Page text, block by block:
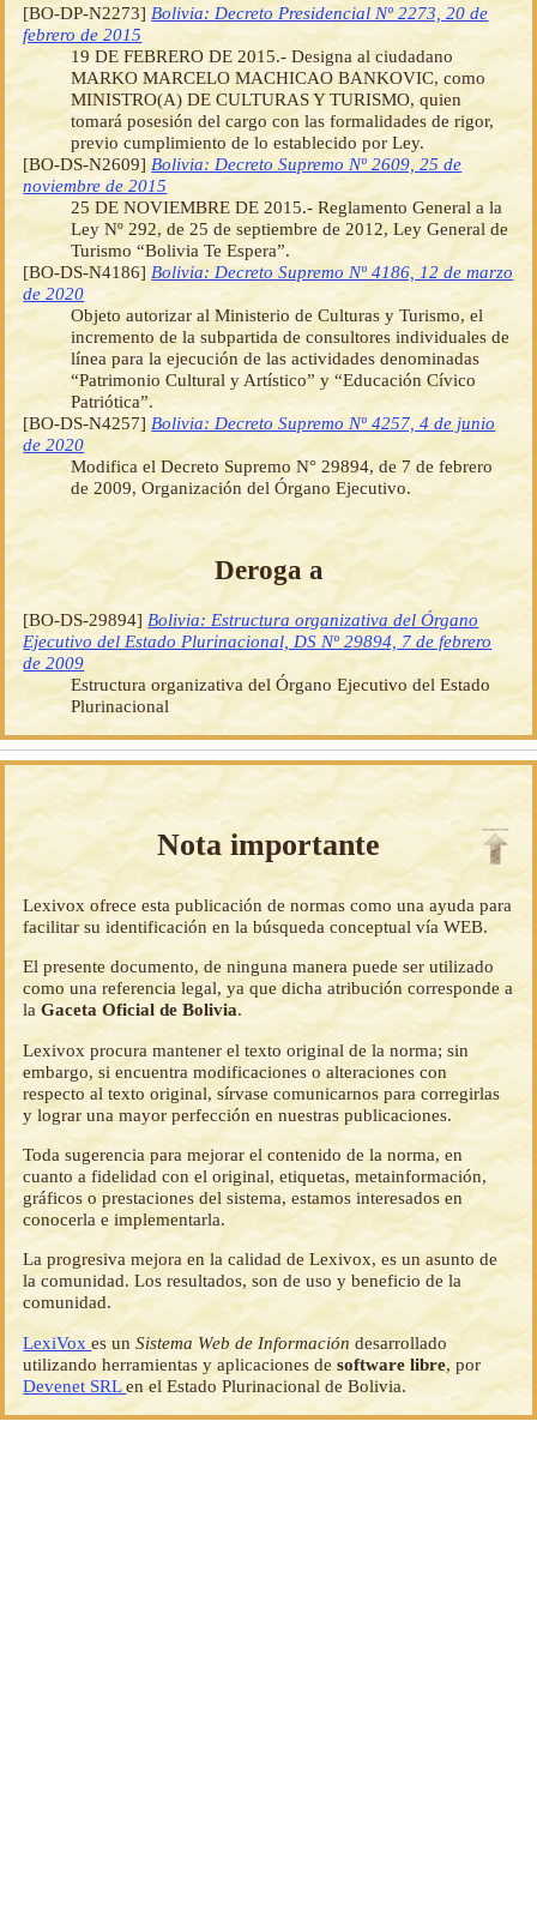
[BO-DP-N2273] Bolivia: Decreto Presidencial Nº 2273, 20 de
febrero de 2015
19 DE FEBRERO DE 2015.- Designa al ciudadano
MARKO MARCELO MACHICAO BANKOVIC, como
MINISTRO(A) DE CULTURAS Y TURISMO, quien
tomará posesión del cargo con las formalidades de rigor,
previo cumplimiento de lo establecido por Ley.
[BO-DS-N2609] Bolivia: Decreto Supremo Nº 2609, 25 de
noviembre de 2015
25 DE NOVIEMBRE DE 2015.- Reglamento General a la
Ley Nº 292, de 25 de septiembre de 2012, Ley General de
Turismo “Bolivia Te Espera”.
[BO-DS-N4186] Bolivia: Decreto Supremo Nº 4186, 12 de marzo
de 2020
Objeto autorizar al Ministerio de Culturas y Turismo, el
incremento de la subpartida de consultores individuales de
línea para la ejecución de las actividades denominadas
“Patrimonio Cultural y Artístico” y “Educación Cívico
Patriótica”.
[BO-DS-N4257]Bolivia: Decreto Supremo Nº 4257, 4 de junio
de 2020
Modifica el Decreto Supremo N° 29894, de 7 de febrero
de 2009, Organización del Órgano Ejecutivo.
Deroga a
[BO-DS-29894] Bolivia: Estructura organizativa del Órgano
Ejecutivo del Estado Plurinacional, DS Nº 29894, 7 de febrero
de 2009
Estructura organizativa del Órgano Ejecutivo del Estado
Plurinacional
Nota importante
Lexivox ofrece esta publicación de normas como una ayuda para
facilitar su identificación en la búsqueda conceptual vía WEB.
El presente documento, de ninguna manera puede ser utilizado
como una referencia legal, ya que dicha atribución corresponde a
laGaceta Oficial de Bolivia.
Lexivox procura mantener el texto original de la norma; sin
embargo, si encuentra modificaciones o alteraciones con
respecto al texto original, sírvase comunicarnos para corregirlas
y lograr una mayor perfección en nuestras publicaciones.
Toda sugerencia para mejorar el contenido de la norma, en
cuanto a fidelidad con el original, etiquetas, metainformación,
gráficos o prestaciones del sistema, estamos interesados en
conocerla e implementarla.
La progresiva mejora en la calidad de Lexivox, es un asunto de
la comunidad. Los resultados, son de uso y beneficio de la
comunidad.
LexiVoxes unSistema Web de Información desarrollado
utilizando herramientas y aplicaciones desoftware libre, por
Devenet SRLen el Estado Plurinacional de Bolivia.